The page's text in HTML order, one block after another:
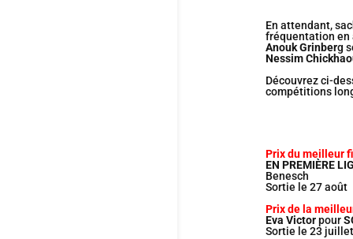
En attendant,
fréquentation en
Anouk Grinberg
Nessim
Découvrez ci-
compétitions
Prix du meilleur
EN PREMIÈRE
Benesch
Sortie le 27 août
Prix de la
Eva Victorpour
Sortie le 23 juillet